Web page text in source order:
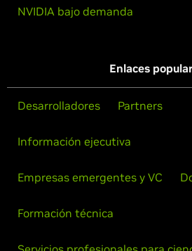
NVIDIA bajo demanda
Enlaces
Desarrolladores Partners
Información ejecutiva
Empresas emergentes y VC
Formación técnica